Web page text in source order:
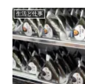
生活と仕事